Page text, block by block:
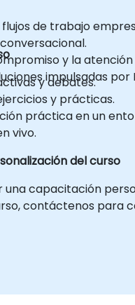
de trabajo
y la
impulsadas por
y debates.
y prácticas.
práctica en un
vivo.
del curso
una capacitación
contáctenos para